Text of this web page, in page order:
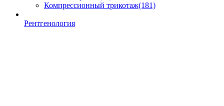
Компрессионный трикотаж(181)
Рентгенология